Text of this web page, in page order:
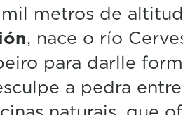
e
o
d
V
metros de
, nace o río
para darlle
a pedra